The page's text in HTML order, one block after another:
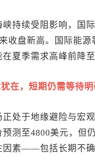
持续受阻影响，国
收盘新高。国际能
夏季需求高峰前降
在，短期仍需等待
处于地缘避险与宏
测至4800美元，但
因素——包括长期不